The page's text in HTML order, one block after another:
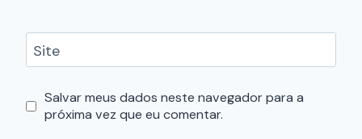
Site
Salvar meus dados neste navegador para a
próxima vez que eu comentar.